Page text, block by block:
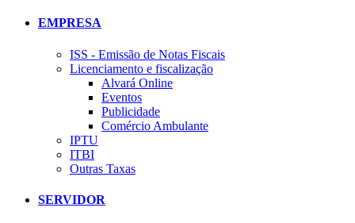
EMPRESA
ISS - Emissão de Notas Fiscais
Licenciamento e fiscalização
Alvará Online
Eventos
Publicidade
Comércio Ambulante
IPTU
ITBI
Outras Taxas
SERVIDOR